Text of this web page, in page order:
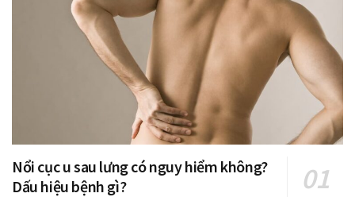
Nổi cục u sau lưng có nguy hiểm không?
Dấu hiệu bệnh gì?